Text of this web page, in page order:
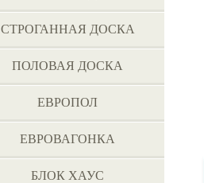
СТРОГАННАЯ ДОСКА
ПОЛОВАЯ ДОСКА
ЕВРОПОЛ
ЕВРОВАГОНКА
БЛОК ХАУС